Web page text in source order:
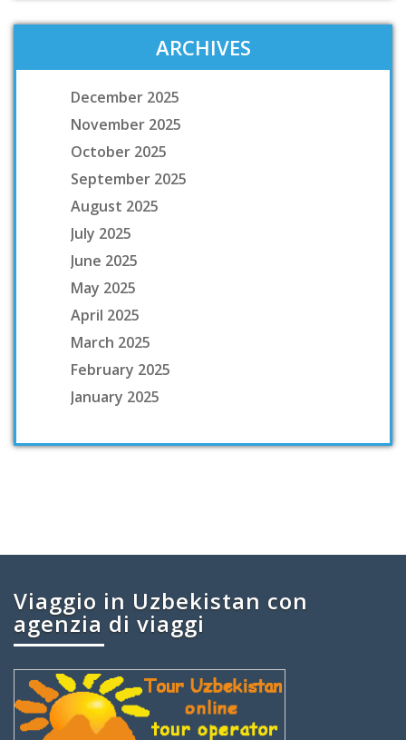
ARCHIVES
December 2025
November 2025
October 2025
September 2025
August 2025
July 2025
June 2025
May 2025
April 2025
March 2025
February 2025
January 2025
Viaggio in Uzbekistan con
agenzia di viaggi